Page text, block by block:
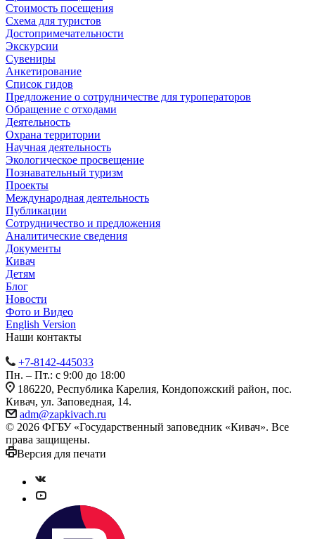
Стоимость посещения
Схема для туристов
Достопримечательности
Экскурсии
Сувениры
Анкетирование
Список гидов
Предложение о сотрудничестве для туроператоров
Обращение с отходами
Деятельность
Охрана территории
Научная деятельность
Экологическое просвещение
Познавательный туризм
Проекты
Международная деятельность
Публикации
Сотрудничество и предложения
Аналитические сведения
Документы
Кивач
Детям
Блог
Новости
Фото и Видео
English Version
Наши контакты
+7-8142-445033
Пн. – Пт.: с 9:00 до 18:00
186220, Республика Карелия, Кондопожский район, пос.
Кивач, ул. Заповедная, 14.
adm@zapkivach.ru
© 2026 ФГБУ «Государственный заповедник «Кивач». Все
права защищены.
Версия для печати